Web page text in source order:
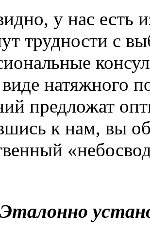
у нас есть
трудности с
натяжного
предложат
к нам, вы
Эталонно